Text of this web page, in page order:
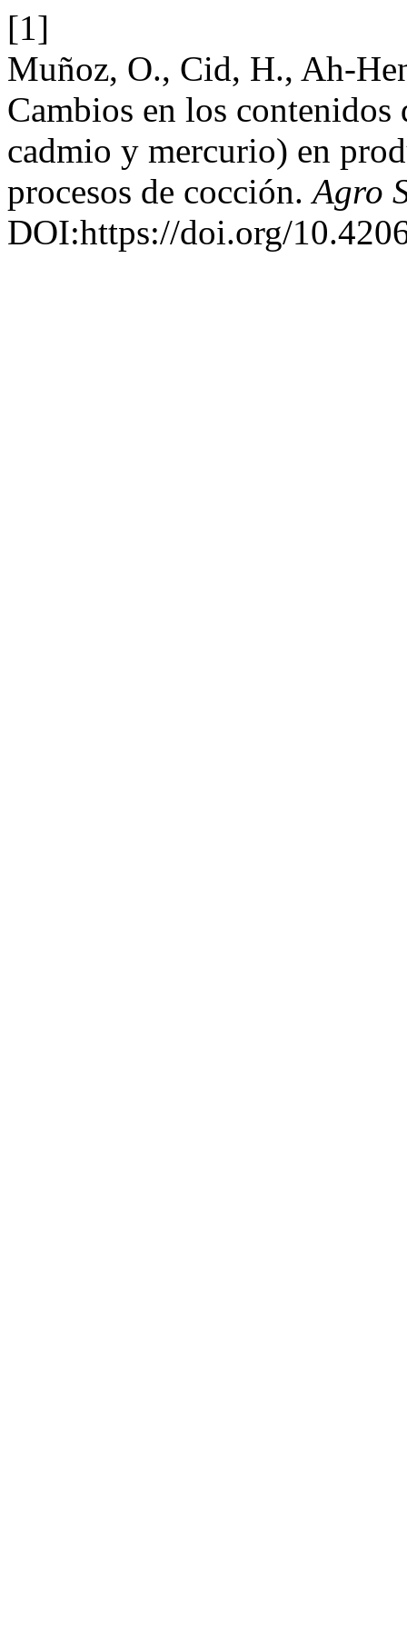
[1]
Muñoz, O., Cid, H., Ah-
Cambios en los contenidos
cadmio y mercurio) en
procesos de cocción.Agro
DOI:https://doi.org/